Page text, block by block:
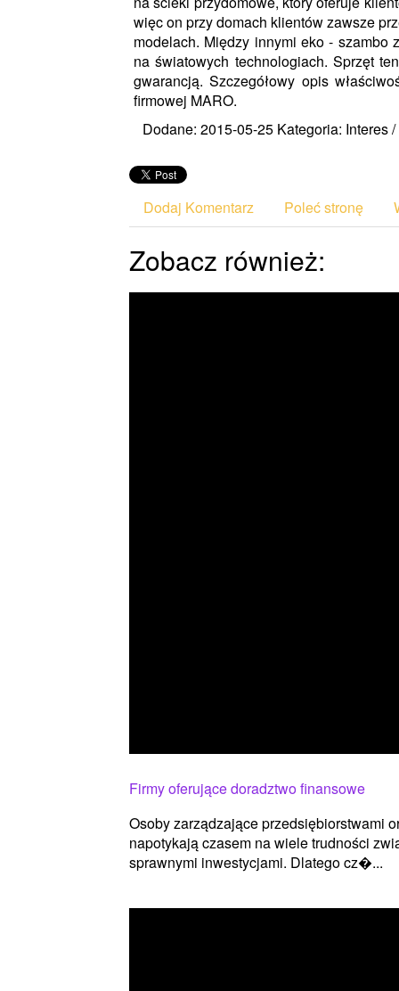
więc on przy domach klientów zawsze
modelach. Między innymi eko - szambo
na światowych technologiach. Sprzęt
gwarancją. Szczegółowy opis
firmowej MARO.
Dodane: 2015-05-25 Kategoria: Interes
Dodaj Komentarz Poleć stronę
Zobacz również:
Firmy oferujące doradztwo finansowe
Osoby zarządzające przedsiębiorstwami
napotykają czasem na wiele trudności
sprawnymi inwestycjami. Dlatego cz�...